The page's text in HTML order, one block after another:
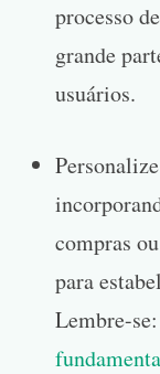
processo
grande
usuários.
compras
para
Lembre-se: